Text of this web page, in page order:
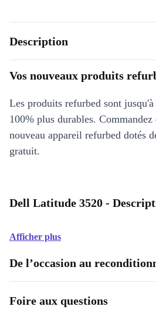
Description
Vos nouveaux produits
Les produits refurbed sont
100% plus durables.
nouveau appareil refurbed dotés
gratuit.
Dell Latitude 3520 -
Afficher plus
De l’occasion au
Foire aux questions